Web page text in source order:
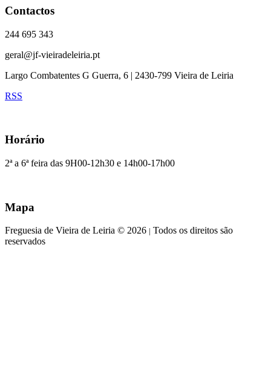
Contactos
244 695 343
geral@jf-vieiradeleiria.pt
Largo Combatentes G Guerra, 6 | 2430-799 Vieira de Leiria
RSS
Horário
2ª a 6ª feira das 9H00-12h30 e 14h00-17h00
Mapa
Freguesia de Vieira de Leiria © 2026 | Todos os direitos são
reservados